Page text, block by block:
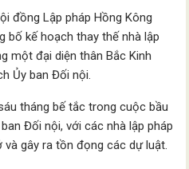
đồng Lập pháp Hồng Kông
bố kế hoạch thay thế nhà lập
một đại diện thân Bắc Kinh
Ủy ban Đối nội.
tháng bế tắc trong cuộc bầu
Đối nội, với các nhà lập pháp
gây ra tồn đọng các dự luật.